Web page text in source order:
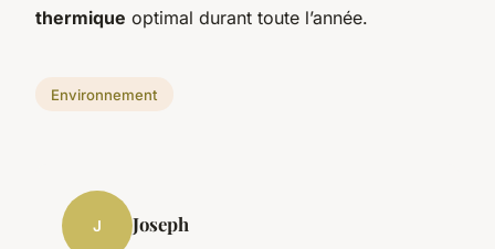
thermique optimal durant toute l’année.
Environnement
J Joseph